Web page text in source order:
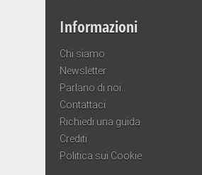
Informazioni
Chi siamo
Newsletter
Parlano di noi…
Contattaci
Richiedi una guida
Crediti
Politica sui Cookie